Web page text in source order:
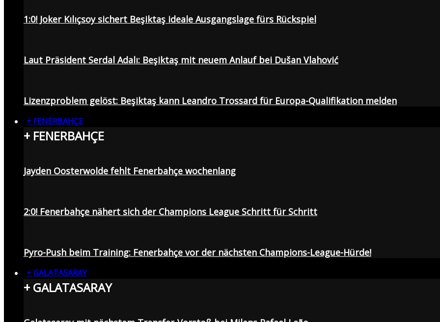
1:0! Joker Kılıçsoy sichert Beşiktaş ideale Ausgangslage fürs Rückspiel
Laut Präsident Serdal Adalı: Beşiktaş mit neuem Anlauf bei Dušan Vlahović
Lizenzproblem gelöst: Beşiktaş kann Leandro Trossard für Europa-Qualifikation melden
+ FENERBAHÇE
+ FENERBAHÇE
Jayden Oosterwolde fehlt Fenerbahçe wochenlang
2:0! Fenerbahçe nähert sich der Champions League Schritt für Schritt
Pyro-Push beim Training: Fenerbahçe vor der nächsten Champions-League-Hürde!
+ GALATASARAY
+ GALATASARAY